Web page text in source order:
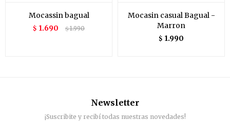
Mocassin bagual
$ 1.690 $1.990
Mocasin casual Bagual -
Marron
$ 1.990
Newsletter
¡Suscribite y recibí todas nuestras novedades!